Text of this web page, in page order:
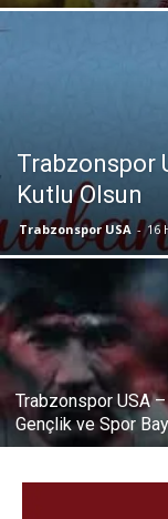
Trabzonspor
Kutlu Olsun
Trabzonspor USA - 16
Trabzonspor USA –
Gençlik ve Spor